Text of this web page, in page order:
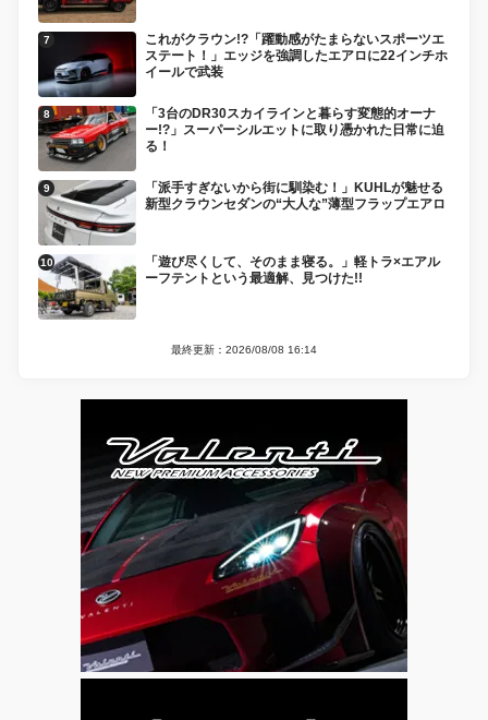
これがクラウン!?「躍動感がたまらないスポーツエ
ステート！」エッジを強調したエアロに22インチホ
イールで武装
「3台のDR30スカイラインと暮らす変態的オーナ
ー!?」スーパーシルエットに取り憑かれた日常に迫
る！
「派手すぎないから街に馴染む！」KUHLが魅せる
新型クラウンセダンの“大人な”薄型フラップエアロ
「遊び尽くして、そのまま寝る。」軽トラ×エアル
ーフテントという最適解、見つけた!!
最終更新：2026/08/08 16:14